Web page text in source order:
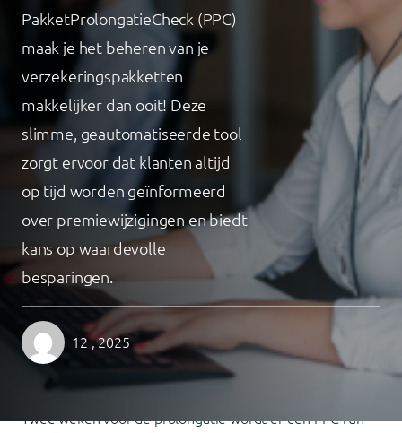
PakketProlongatieCheck (PPC)
maak je het beheren van je
verzekeringspakketten
makkelijker dan ooit! Deze
slimme, geautomatiseerde tool
zorgt ervoor dat klanten altijd
op tijd worden geïnformeerd
over premiewijzigingen en biedt
kans op waardevolle
besparingen.
12 , 2025
Home»NIEUW! PakketProlongatieCheck: Slimmer,
Hoe werkt het?
Twee weken voor de prolongatie wordt er een PPC-run